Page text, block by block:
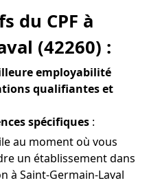
du CPF à
(42260) :
employabilité
qualifiantes et
spécifiques :
au moment où vous
un établissement dans
à Saint-Germain-Laval